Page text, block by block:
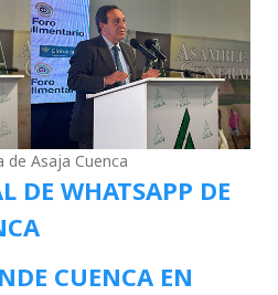
de Asaja Cuenca
DE WHATSAPP DE
CUENCA EN